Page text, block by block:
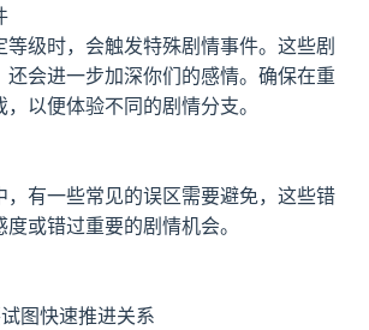
等级时，会触发特殊剧情事件。这些剧
还会进一步加深你们的感情。确保在重
以便体验不同的剧情分支。
，有一些常见的误区需要避免，这些错
或错过重要的剧情机会。
图快速推进关系